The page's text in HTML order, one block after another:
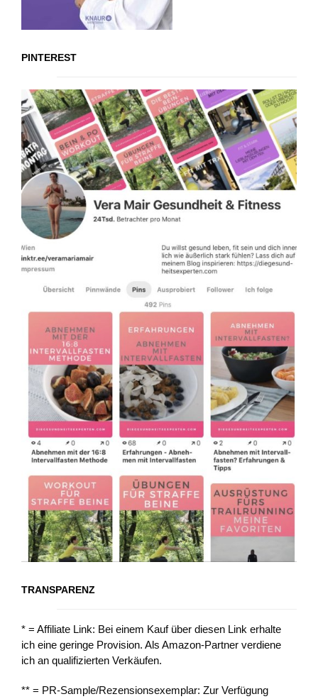
PINTEREST
TRANSPARENZ
* = Affiliate Link: Bei einem Kauf über diesen Link erhalte
ich eine geringe Provision. Als Amazon-Partner verdiene
ich an qualifizierten Verkäufen.
** = PR-Sample/Rezensionsexemplar: Zur Verfügung